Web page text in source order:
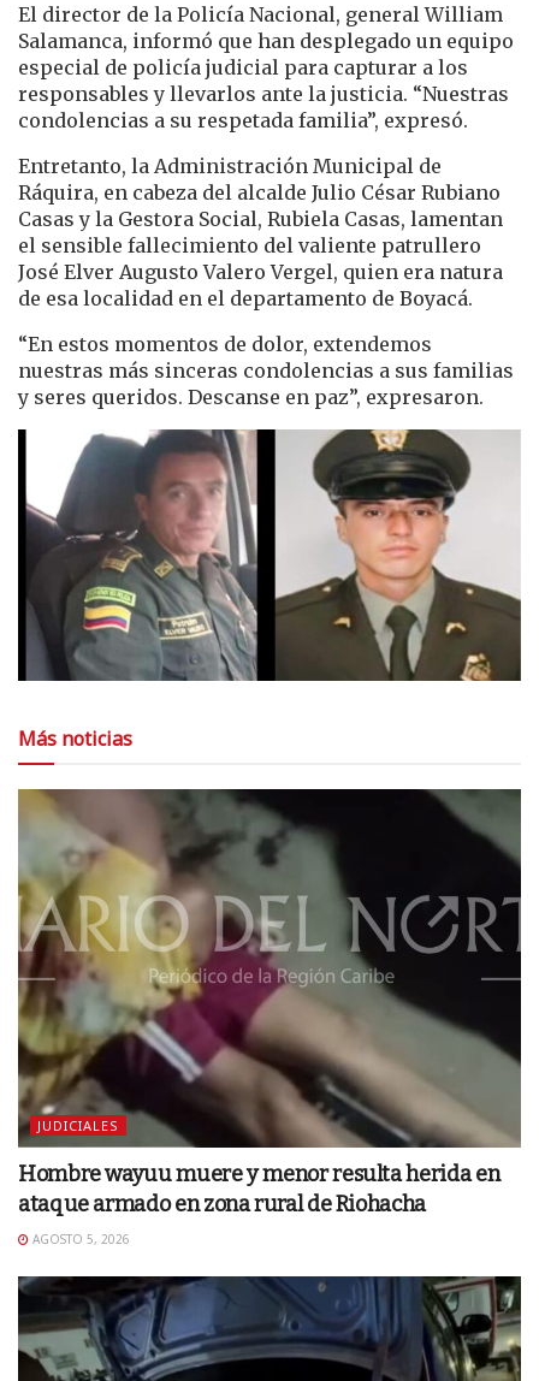
El director de la Policía Nacional, general William
Salamanca, informó que han desplegado un equipo
especial de policía judicial para capturar a los
responsables y llevarlos ante la justicia. “Nuestras
condolencias a su respetada familia”, expresó.
Entretanto, la Administración Municipal de
Ráquira, en cabeza del alcalde Julio César Rubiano
Casas y la Gestora Social, Rubiela Casas, lamentan
el sensible fallecimiento del valiente patrullero
José Elver Augusto Valero Vergel, quien era natura
de esa localidad en el departamento de Boyacá.
“En estos momentos de dolor, extendemos
nuestras más sinceras condolencias a sus familias
y seres queridos. Descanse en paz”, expresaron.
Más noticias
JUDICIALES
Hombre wayuu muere y menor resulta herida en
ataque armado en zona rural de Riohacha
AGOSTO 5, 2026